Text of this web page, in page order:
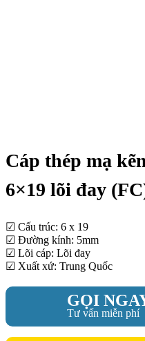
Cáp thép mạ
6×19 lõi đay
☑ Cấu trúc: 6 x 19
☑ Đường kính: 5mm
☑ Lõi cáp: Lõi đay
☑ Xuất xứ: Trung Quốc
GỌI
Tư vấn miễn phí